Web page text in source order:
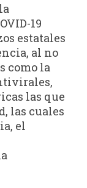
19
estatales
al no
como la
las que
las cuales
el